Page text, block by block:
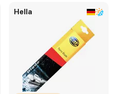
Hella